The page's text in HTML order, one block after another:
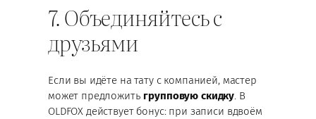
7. Объединяйтесь с
друзьями
Если вы идёте на тату с компанией, мастер
может предложить групповую скидку . В
OLDFOX действует бонус: при записи вдвоём